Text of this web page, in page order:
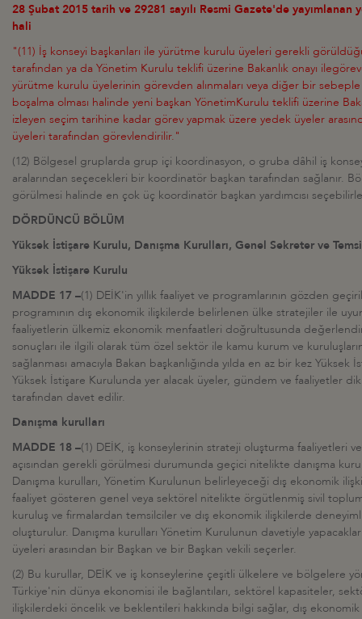
28 Şubat 2015 tarih ve 29281 sayılı Resmi Gazete'de
hali
"(11) İş konseyi başkanları ile yürütme kurulu üyeleri gerekli
tarafından ya da Yönetim Kurulu teklifi üzerine Bakanlık onayı
yürütme kurulu üyelerinin görevden alınmaları veya diğer bir
boşalma olması halinde yeni başkan YönetimKurulu teklifi üzerine
izleyen seçim tarihine kadar görev yapmak üzere yedek üyeler
üyeleri tarafından görevlendirilir."
(12) Bölgesel gruplarda grup içi koordinasyon, o gruba dâhil iş
aralarından seçecekleri bir koordinatör başkan tarafından sağlanır.
görülmesi halinde en çok üç koordinatör başkan yardımcısı
DÖRDÜNCÜ BÖLÜM
Yüksek İstişare Kurulu, Danışma Kurulları, Genel Sekreter ve
Yüksek İstişare Kurulu
MADDE 17 –(1) DEİK'in yıllık faaliyet ve programlarının gözden
programının dış ekonomik ilişkilerde belirlenen ülke stratejiler ile
faaliyetlerin ülkemiz ekonomik menfaatleri doğrultusunda
sonuçları ile ilgili olarak tüm özel sektör ile kamu kurum ve
sağlanması amacıyla Bakan başkanlığında yılda en az bir kez Yüksek
Yüksek İstişare Kurulunda yer alacak üyeler, gündem ve faaliyetler
tarafından davet edilir.
Danışma kurulları
MADDE 18 –(1) DEİK, iş konseylerinin strateji oluşturma faaliyetleri ve
açısından gerekli görülmesi durumunda geçici nitelikte danışma
Danışma kurulları, Yönetim Kurulunun belirleyeceği dış ekonomik
faaliyet gösteren genel veya sektörel nitelikte örgütlenmiş sivil
kuruluş ve firmalardan temsilciler ve dış ekonomik ilişkilerde
oluşturulur. Danışma kurulları Yönetim Kurulunun davetiyle
üyeleri arasından bir Başkan ve bir Başkan vekili seçerler.
(2) Bu kurullar, DEİK ve iş konseylerine çeşitli ülkelere ve bölgelere
Türkiye'nin dünya ekonomisi ile bağlantıları, sektörel kapasiteler,
ilişkilerdeki öncelik ve beklentileri hakkında bilgi sağlar, dış